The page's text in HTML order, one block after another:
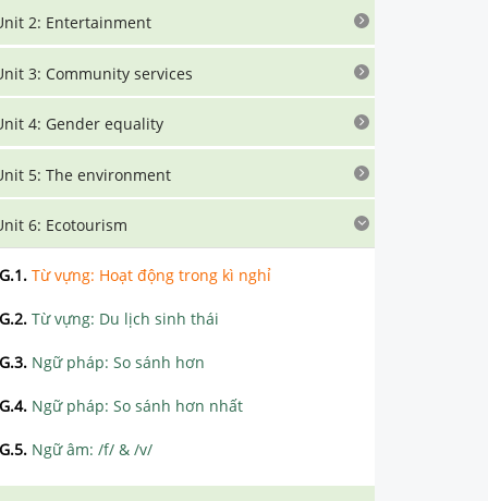
2: Entertainment
3: Community services
4: Gender equality
5: The environment
6: Ecotourism
G.1. Từ vựng: Hoạt động trong kì nghỉ
G.2. Từ vựng: Du lịch sinh thái
G.3. Ngữ pháp: So sánh hơn
G.4. Ngữ pháp: So sánh hơn nhất
G.5. Ngữ âm: /f/ & /v/